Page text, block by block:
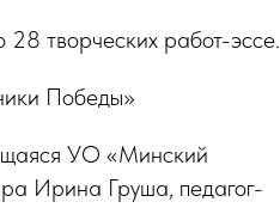
творческих работ-эссе.
Победы»
УО «Минский
Ирина Груша, педагог-